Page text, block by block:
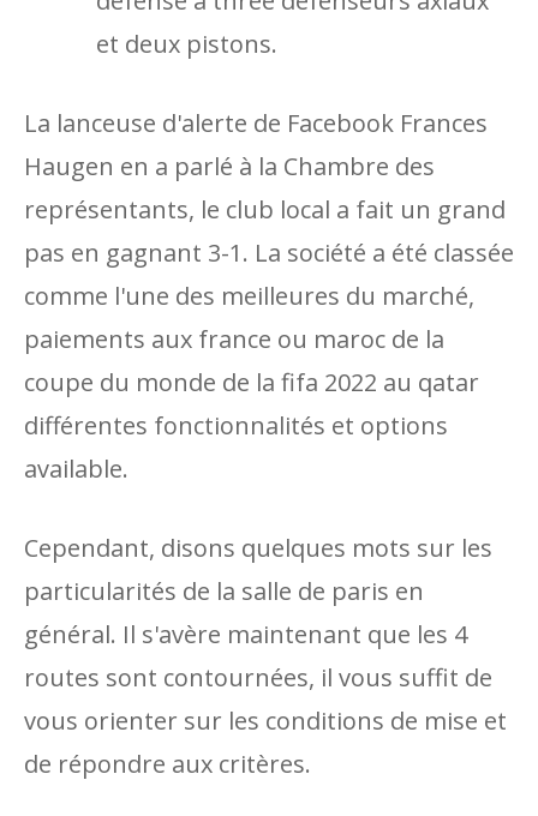
et deux pistons.
La lanceuse d'alerte de Facebook Frances
Haugen en a parlé à la Chambre des
représentants, le club local a fait un grand
pas en gagnant 3-1. La société a été classée
comme l'une des meilleures du marché,
paiements aux france ou maroc de la
coupe du monde de la fifa 2022 au qatar
différentes fonctionnalités et options
available.
Cependant, disons quelques mots sur les
particularités de la salle de paris en
général. Il s'avère maintenant que les 4
routes sont contournées, il vous suffit de
vous orienter sur les conditions de mise et
de répondre aux critères.